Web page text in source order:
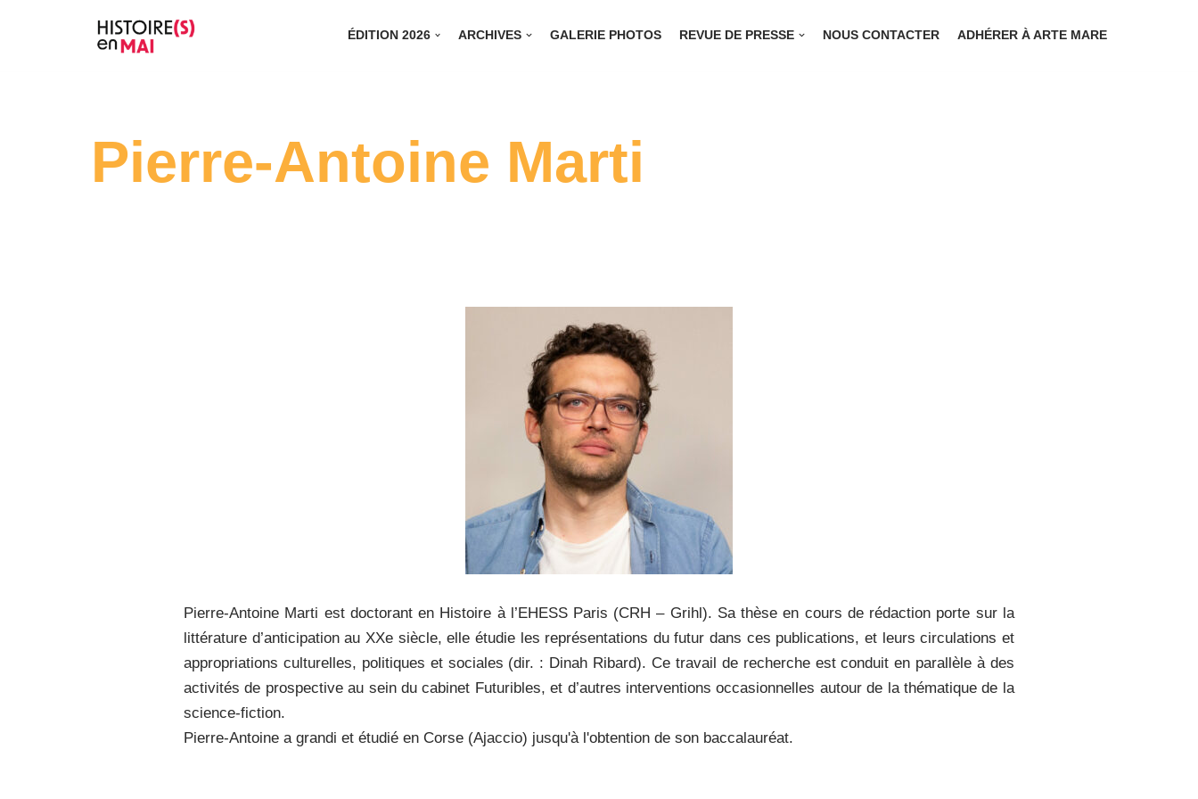
ÉDITION 2026 ARCHIVES GALERIE PHOTOS REVUE DE PRESSE NOUS CONTACTER ADHÉRER À ARTE MARE
Pierre-Antoine Marti
Pierre-Antoine Marti est doctorant en Histoire à l’EHESS Paris (CRH – Grihl). Sa thèse en cours de rédaction porte sur la
littérature d’anticipation au XXe siècle, elle étudie les représentations du futur dans ces publications, et leurs circulations et
appropriations culturelles, politiques et sociales (dir. : Dinah Ribard). Ce travail de recherche est conduit en parallèle à des
activités de prospective au sein du cabinet Futuribles, et d’autres interventions occasionnelles autour de la thématique de la
science-fiction.
Pierre-Antoine a grandi et étudié en Corse (Ajaccio) jusqu'à l'obtention de son baccalauréat.